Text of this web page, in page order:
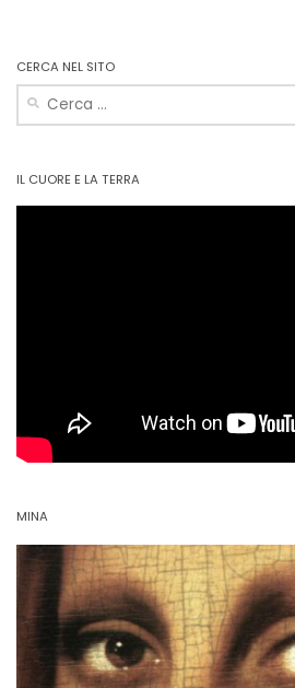
CERCA NEL SITO
Ricerca
per:
IL CUORE E LA TERRA
MINA